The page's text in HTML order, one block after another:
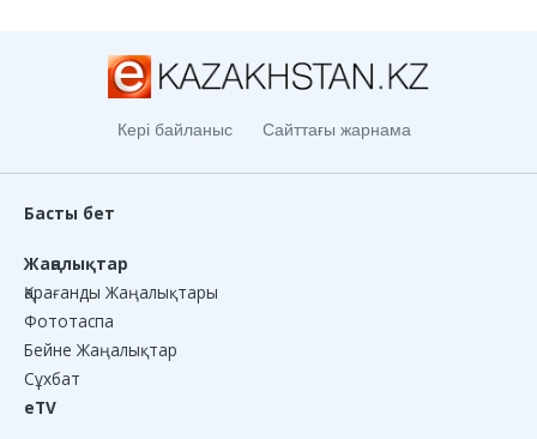
Кері байланыс Сайттағы жарнама
Басты бет
Жаңалықтар
Қарағанды Жаңалықтары
Фототаспа
Бейне Жаңалықтар
Сұхбат
eTV